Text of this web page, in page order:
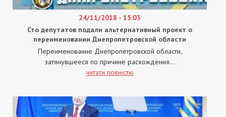
24/11/2018 - 15:03
Сто депутатов подали альтернативный проект о
переименовании Днепропетровской области
Переименование Днепропетровской области,
затянувшееся по причине расхождения...
читати повністю